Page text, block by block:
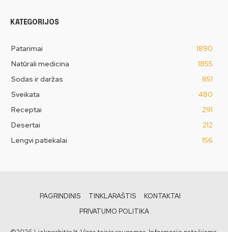
KATEGORIJOS
Patarimai
1890
Natūrali medicina
1855
Sodas ir daržas
851
Sveikata
480
Receptai
291
Desertai
212
Lengvi patiekalai
156
PAGRINDINIS TINKLARAŠTIS
KONTAKTAI
PRIVATUMO POLITIKA